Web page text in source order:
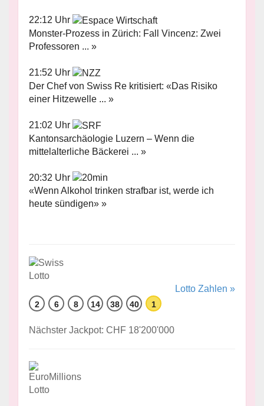
22:12 Uhr
Monster-Prozess in Zürich: Fall Vincenz: Zwei
Professoren ... »
21:52 Uhr
Der Chef von Swiss Re kritisiert: «Das Risiko
einer Hitzewelle ... »
21:02 Uhr
Kantonsarchäologie Luzern – Wenn die
mittelalterliche Bäckerei ... »
20:32 Uhr
«Wenn Alkohol trinken strafbar ist, werde ich
heute sündigen» »
Lotto Zahlen »
2 6 8 14 38 40 1
Nächster Jackpot: CHF 18'200'000